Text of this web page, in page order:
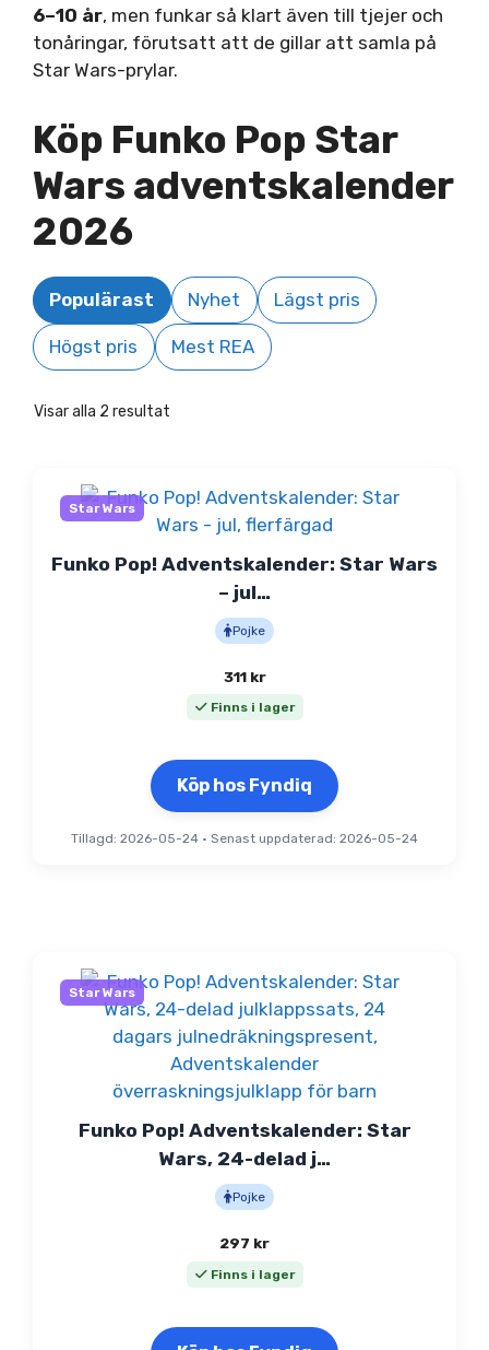
6–10 år, men funkar så klart även till tjejer och
tonåringar, förutsatt att de gillar att samla på
Star Wars-prylar.
Köp Funko Pop Star
Wars adventskalender
2026
Populärast Nyhet Lägst pris
Högst pris Mest REA
Visar alla 2 resultat
Star Wars
Funko Pop! Adventskalender: Star Wars
– jul…
Pojke
311 kr
Finns i lager
Köp hos Fyndiq
Tillagd: 2026-05-24 • Senast uppdaterad: 2026-05-24
Star Wars
Funko Pop! Adventskalender: Star
Wars, 24-delad j…
Pojke
297 kr
Finns i lager